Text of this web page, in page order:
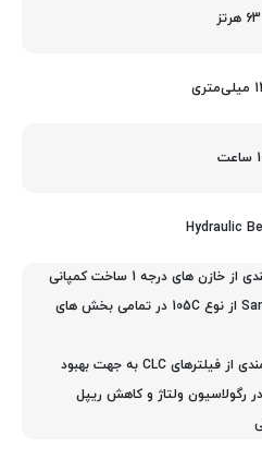
Hydraulic
بهره‌مندی از خازن‌ های درجه 1 ساخت کمپانی
SamXon از نوع 105C در تمامی بخش های
بهره مندی از فیلترهای CLC به جهت بهبود
رگولاسیون ولتاژ و کاهش ریپل